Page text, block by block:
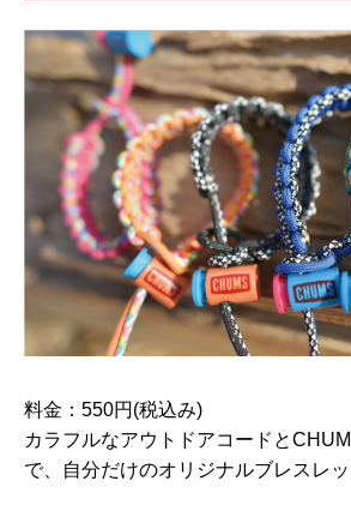
料金：550円(税込み)
カラフルなアウトドアコードと
で、自分だけのオリジナルブレスレッ